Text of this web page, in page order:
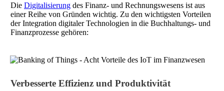
Die Digitalisierung des Finanz- und Rechnungswesens ist aus
einer Reihe von Gründen wichtig. Zu den wichtigsten Vorteilen
der Integration digitaler Technologien in die Buchhaltungs- und
Finanzprozesse gehören:
Verbesserte Effizienz und Produktivität